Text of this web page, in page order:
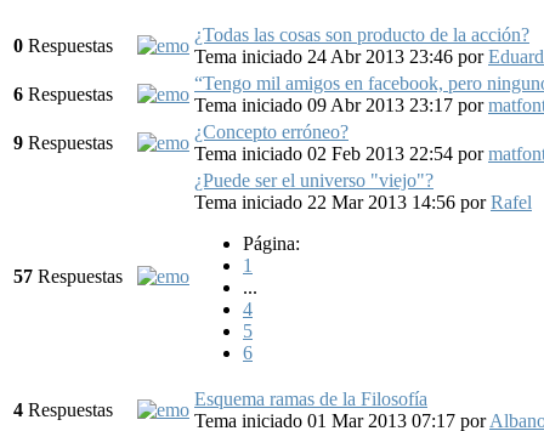
0 Respuestas
¿Todas las cosas son producto de la acción?
Tema iniciado 24 Abr 2013 23:46 por
6 Respuestas
“Tengo mil amigos en facebook, pero
Tema iniciado 09 Abr 2013 23:17 por
9 Respuestas
¿Concepto erróneo?
Tema iniciado 02 Feb 2013 22:54 por
57 Respuestas
¿Puede ser el universo "viejo"?
Tema iniciado 22 Mar 2013 14:56 porRafel
Página:
1
...
4
5
6
4 Respuestas
Esquema ramas de la Filosofía
Tema iniciado 01 Mar 2013 07:17 por